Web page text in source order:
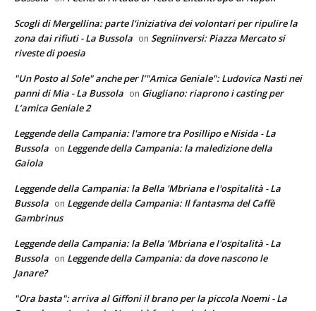
Scogli di Mergellina: parte l'iniziativa dei volontari per ripulire la
zona dai rifiuti - La Bussola on Segniinversi: Piazza Mercato si
riveste di poesia
"Un Posto al Sole" anche per l’"Amica Geniale": Ludovica Nasti nei
panni di Mia - La Bussola on Giugliano: riaprono i casting per
L’amica Geniale 2
Leggende della Campania: l'amore tra Posillipo e Nisida - La
Bussola on Leggende della Campania: la maledizione della
Gaiola
Leggende della Campania: la Bella 'Mbriana e l'ospitalità - La
Bussola on Leggende della Campania: Il fantasma del Caffè
Gambrinus
Leggende della Campania: la Bella 'Mbriana e l'ospitalità - La
Bussola on Leggende della Campania: da dove nascono le
Janare?
"Ora basta": arriva al Giffoni il brano per la piccola Noemi - La